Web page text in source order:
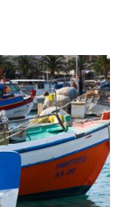
køkken i
Olivenolie
og er
ferien.